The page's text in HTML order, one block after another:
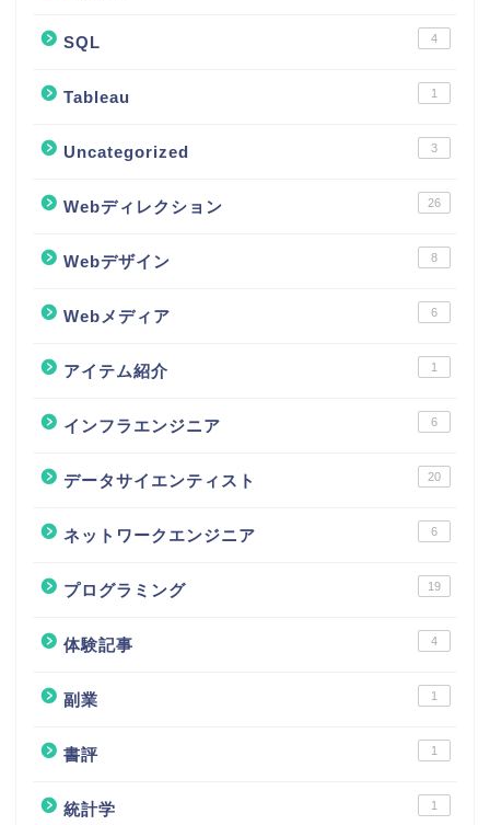
SQL 4
Tableau 1
Uncategorized 3
Webディレクション 26
Webデザイン 8
Webメディア 6
アイテム紹介 1
インフラエンジニア 6
データサイエンティスト 20
ネットワークエンジニア 6
プログラミング 19
体験記事 4
副業 1
書評 1
統計学 1